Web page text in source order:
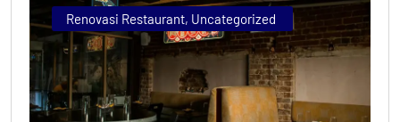
Renovasi Restaurant, Uncategorized